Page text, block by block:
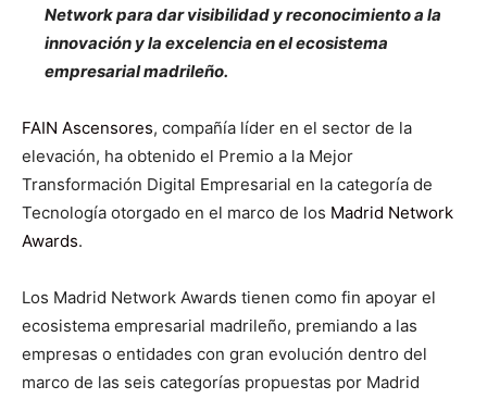
Network para dar visibilidad y reconocimiento a la
innovación y la excelencia en el ecosistema
empresarial madrileño.
FAIN Ascensores, compañía líder en el sector de la
elevación, ha obtenido el Premio a la Mejor
Transformación Digital Empresarial en la categoría de
Tecnología otorgado en el marco de los Madrid Network
Awards.
Los Madrid Network Awards tienen como fin apoyar el
ecosistema empresarial madrileño, premiando a las
empresas o entidades con gran evolución dentro del
marco de las seis categorías propuestas por Madrid